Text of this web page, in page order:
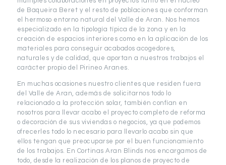
de Baqueira Beret y el resto de poblaciones que conforman
el hermoso entorno natural del Valle de Aran. Nos hemos
especializado en la tipología típica de la zona y en la
creación de espacios interiores como en la aplicación de los
materiales para conseguir acabados acogedores,
naturales y de calidad, que aportan a nuestros trabajos el
carácter propio del Pirineo Aranes.
En muchas ocasiones nuestro clientes que residen fuera
del Valle de Aran, además de solicitarnos todo lo
relacionado a la protección solar, también confían en
nosotros para llevar acabo el proyecto completo de reforma
o decoración de sus viviendas o negocios, ya que podemos
ofrecerles todo lo necesario para llevarlo acabo sin que
ellos tengan que preocuparse por el buen funcionamiento
de los trabajos. En Cortinas Aran Blinds nos encargamos de
todo, desde la realización de los planos de proyecto de